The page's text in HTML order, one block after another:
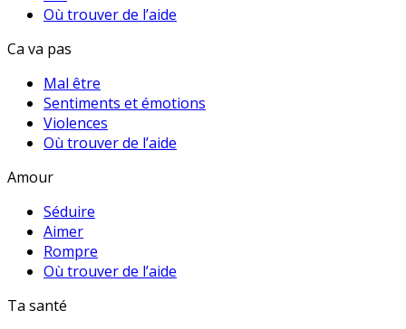
Où trouver de l’aide
Ca va pas
Mal être
Sentiments et émotions
Violences
Où trouver de l’aide
Amour
Séduire
Aimer
Rompre
Où trouver de l’aide
Ta santé